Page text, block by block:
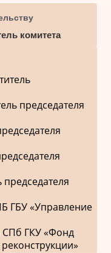
комитета
председателя
председателя
ГБУ «Управление
ГКУ «Фонд